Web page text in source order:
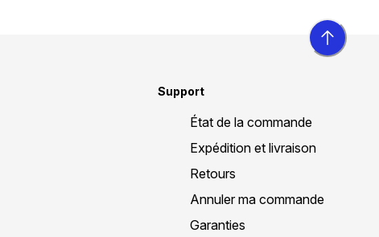
Support
État de la commande
Expédition et livraison
Retours
Annuler ma commande
Garanties